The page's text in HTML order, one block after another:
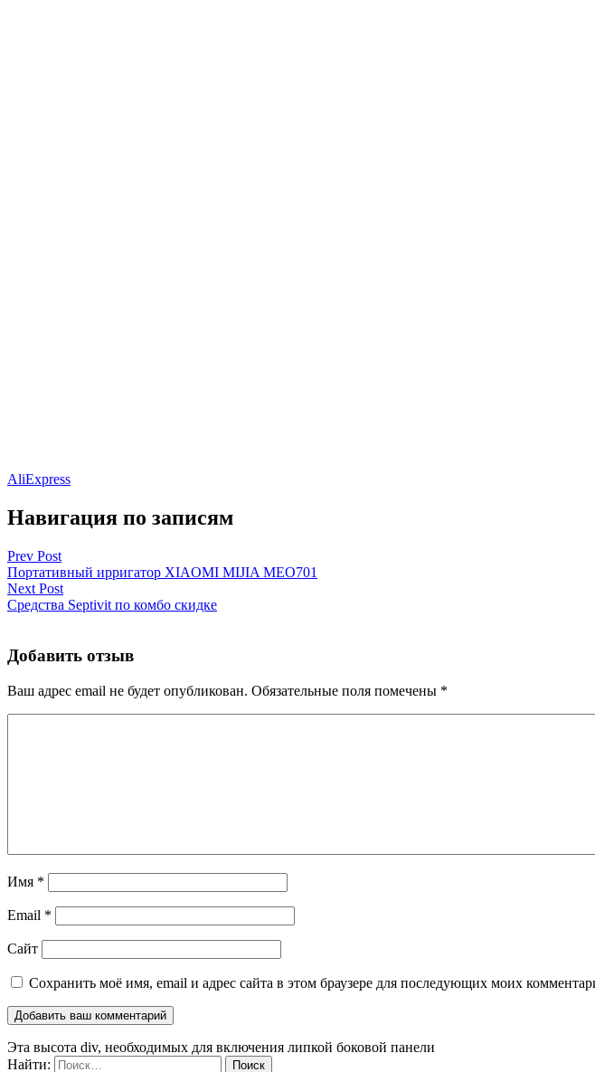
AliExpress
Навигация по записям
Prev Post
Портативный ирригатор XIAOMI MIJIA MEO701
Next Post
Средства Septivit по комбо скидке
Добавить отзыв
Ваш адрес email не будет опубликован. Обязательные поля помечены *
Имя *
Email *
Сайт
Сохранить моё имя, email и адрес сайта в этом браузере для последующих моих
Эта высота div, необходимых для включения липкой боковой панели
Найти: